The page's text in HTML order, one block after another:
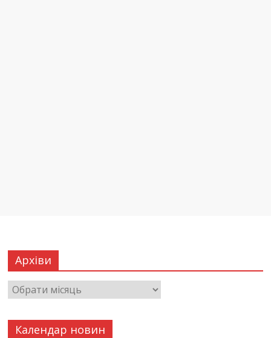
Архіви
Календар новин